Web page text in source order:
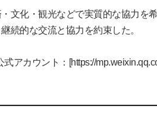
文化・観光などで実質的な協力を
続的な交流と協力を約束した。
式アカウント： [https://